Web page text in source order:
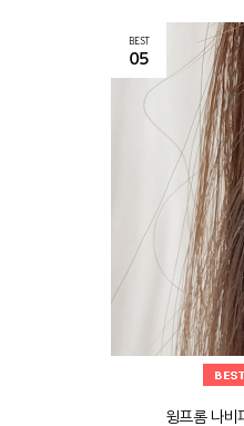
BEST
05
윙프롬 나비